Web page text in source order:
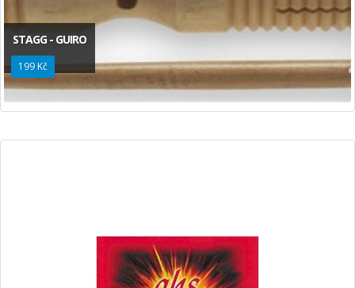
STAGG - GUIRO
199 Kč